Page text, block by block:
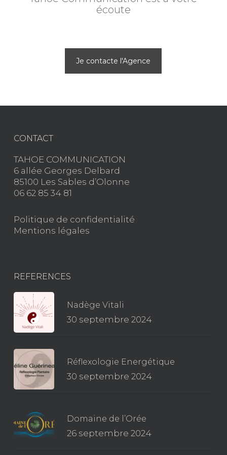
écoute
Je contacte l'Agence
CONTACT
TAHOE COMMUNICATION
6 allée Georges Delbard
85100 Les Sables d’Olonne
06 62 85 34 81
Politique de confidentialité
Mentions légales
REFERENCES
Nadège Vitali
30 septembre 2024
Réflexologie Energétique
30 septembre 2024
Domaine de l’Orée
26 septembre 2024